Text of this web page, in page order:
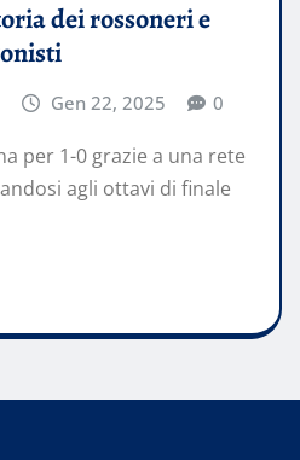
dei rossoneri e
Gen 22, 2025 0
per 1-0 grazie a una rete
agli ottavi di finale